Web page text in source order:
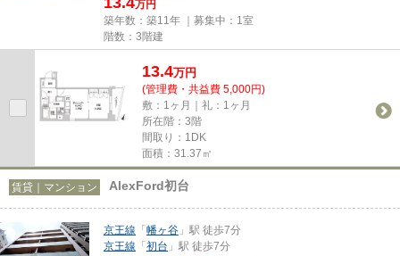
万円
築年数：築11年 ｜募集中： 1室
階数：3階建
13.4万円
(管理費・共益費 5,000円)
敷：1ヶ月｜礼：1ヶ月
所在階：3階
間取り：1DK
面積：31.37㎡
賃貸｜マンション AlexFord初台
京王線 「幡ヶ谷 」駅 徒歩7分
京王線 「初台 」駅 徒歩7分